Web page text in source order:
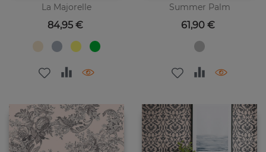
La Majorelle
Preis
84,95 €
Summer Palm
Preis
61,90 €